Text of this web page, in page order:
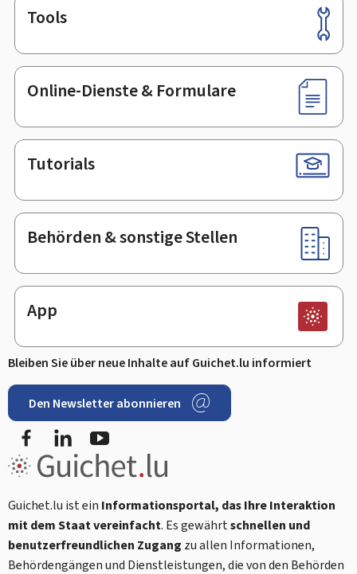
Footer
Tools
Online-Dienste & Formulare
Tutorials
Behörden & sonstige Stellen
App
Bleiben Sie über neue Inhalte auf Guichet.lu informiert
Den Newsletter abonnieren
FacebookLinkedIn
Guichet.lu ist ein Informationsportal, das Ihre Interaktion
mit dem Staat vereinfacht. Es gewährtschnellen und
benutzerfreundlichen Zugang zu allen Informationen,
Behördengängen und Dienstleistungen, die von den Behörden